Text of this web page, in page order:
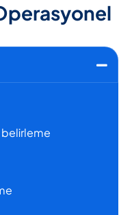
perasyonel
belirleme